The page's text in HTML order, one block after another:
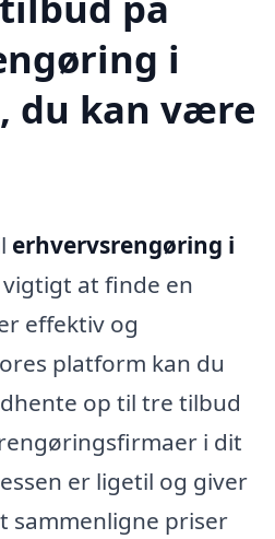
i
du kan være
erhvervsrengøring i
at finde en
effektiv og
platform kan du
op til tre tilbud
i dit
er ligetil og giver
sammenligne priser